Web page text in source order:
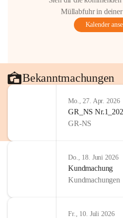
Müllabfuhr in
Kalender
Bekanntmachungen
Mo., 27. Apr. 2026
GR_NS
GR-NS
Do., 18. Juni 2026
Kundmachung
Kundmachungen
Fr., 10. Juli 2026